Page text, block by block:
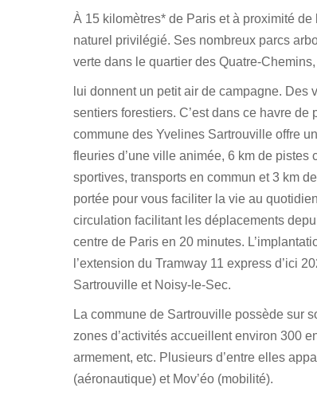
À 15 kilomètres* de Paris et à proximité
naturel privilégié. Ses nombreux parcs
verte dans le quartier des Quatre-
lui donnent un petit air de campagne.
sentiers forestiers. C’est dans ce havre
commune des Yvelines Sartrouville offre
fleuries d’une ville animée, 6 km de
sportives, transports en commun et 3 km
portée pour vous faciliter la vie au
circulation facilitant les déplacements
centre de Paris en 20 minutes.
l’extension du Tramway 11 express d’ici
Sartrouville et Noisy-le-Sec.
La commune de Sartrouville possède sur
zones d’activités accueillent environ 300
armement, etc. Plusieurs d’entre elles
(aéronautique) et Mov’éo (mobilité).